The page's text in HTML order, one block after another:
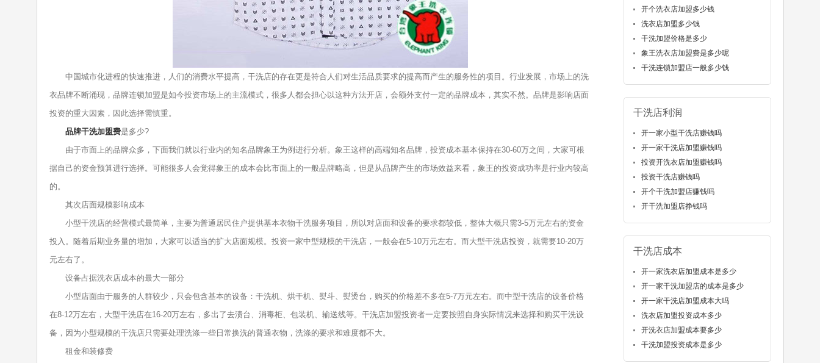
中国城市化进程的快速推进，人们的消费水平提高，干洗店的存在更是符合人们对生活品质要求的提高而产生的服务性的项目。行业发展，市场上的洗
衣品牌不断涌现，品牌连锁加盟是如今投资市场上的主流模式，很多人都会担心以这种方法开店，会额外支付一定的品牌成本，其实不然。品牌是影响店面
投资的重大因素，因此选择需慎重。
品牌干洗加盟费是多少?
由于市面上的品牌众多，下面我们就以行业内的知名品牌象王为例进行分析。象王这样的高端知名品牌，投资成本基本保持在30-60万之间，大家可根
据自己的资金预算进行选择。可能很多人会觉得象王的成本会比市面上的一般品牌略高，但是从品牌产生的市场效益来看，象王的投资成功率是行业内较高
的。
其次店面规模影响成本
小型干洗店的经营模式最简单，主要为普通居民住户提供基本衣物干洗服务项目，所以对店面和设备的要求都较低，整体大概只需3-5万元左右的资金
投入。随着后期业务量的增加，大家可以适当的扩大店面规模。投资一家中型规模的干洗店，一般会在5-10万元左右。而大型干洗店投资，就需要10-20万
元左右了。
设备占据洗衣店成本的最大一部分
小型店面由于服务的人群较少，只会包含基本的设备：干洗机、烘干机、熨斗、熨烫台，购买的价格差不多在5-7万元左右。而中型干洗店的设备价格
在8-12万左右，大型干洗店在16-20万左右，多出了去渍台、消毒柜、包装机、输送线等。干洗店加盟投资者一定要按照自身实际情况来选择和购买干洗设
备，因为小型规模的干洗店只需要处理洗涤一些日常换洗的普通衣物，洗涤的要求和难度都不大。
租金和装修费
开个洗衣店加盟多少钱
洗衣店加盟多少钱
干洗加盟价格是多少
象王洗衣店加盟费是多少呢
干洗连锁加盟店一般多少钱
干洗店利润
开一家小型干洗店赚钱吗
开一家干洗店加盟赚钱吗
投资开洗衣店加盟赚钱吗
投资干洗店赚钱吗
开个干洗加盟店赚钱吗
开干洗加盟店挣钱吗
干洗店成本
开一家洗衣店加盟成本是多少
开一家干洗加盟店的成本是多少
开一家干洗店加盟成本大吗
洗衣店加盟投资成本多少
开洗衣店加盟成本要多少
干洗加盟投资成本是多少